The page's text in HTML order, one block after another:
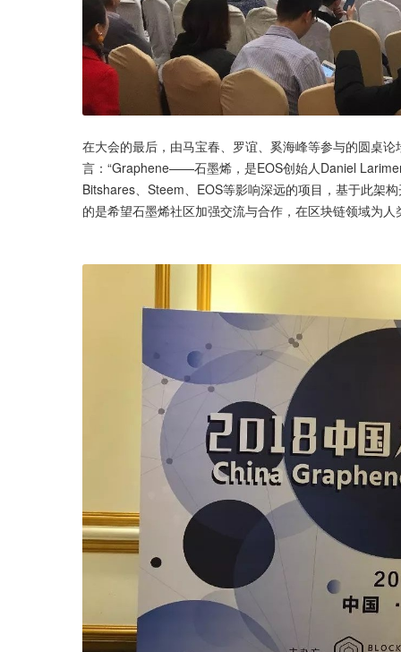
在大会的最后，由马宝春、罗谊、奚海峰等参与的圆桌
言：“Graphene——石墨烯，是EOS创始人Daniel
Bitshares、Steem、EOS等影响深远的项目，基于此架
的是希望石墨烯社区加强交流与合作，在区块链领域为人